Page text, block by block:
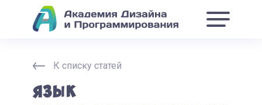
К списку статей
Язык